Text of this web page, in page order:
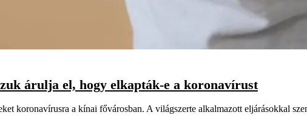
árulja el, hogy elkapták-e a koronavírust
koronavírusra a kínai fővárosban. A világszerte alkalmazott eljárásokkal